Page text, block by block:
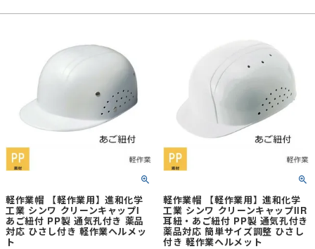
軽作業帽 【軽作業用】進和化学
工業 シンワ クリーンキャップI
あご紐付 PP製 通気孔付き 薬品
対応 ひさし付き 軽作業ヘルメッ
ト
軽作業帽 【軽作業用】進和化学
工業 シンワ クリーンキャップIIR
耳紐・あご紐付 PP製 通気孔付き
薬品対応 簡単サイズ調整 ひさし
付き 軽作業ヘルメット